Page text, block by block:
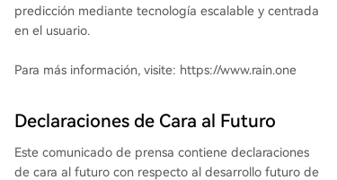
predicción mediante tecnología escalable y centrada
en el usuario.
Para más información, visite: https://www.rain.one
Declaraciones de Cara al Futuro
Este comunicado de prensa contiene declaraciones
de cara al futuro con respecto al desarrollo futuro de